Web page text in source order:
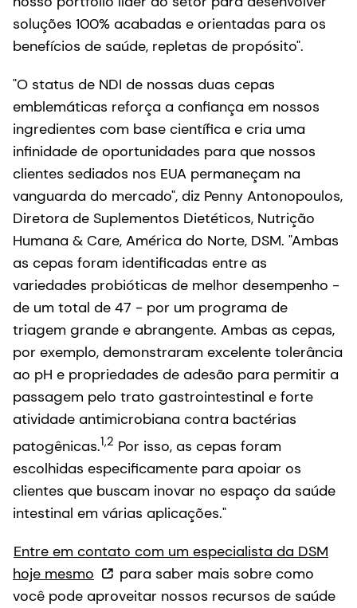
soluções 100% acabadas e orientadas para os
benefícios de saúde, repletas de propósito".
"O status de NDI de nossas duas cepas
emblemáticas reforça a confiança em nossos
ingredientes com base científica e cria uma
infinidade de oportunidades para que nossos
clientes sediados nos EUA permaneçam na
vanguarda do mercado", diz Penny Antonopoulos,
Diretora de Suplementos Dietéticos, Nutrição
Humana & Care, América do Norte, DSM. "Ambas
as cepas foram identificadas entre as
variedades probióticas de melhor desempenho -
de um total de 47 - por um programa de
triagem grande e abrangente. Ambas as cepas,
por exemplo, demonstraram excelente tolerância
ao pH e propriedades de adesão para permitir a
passagem pelo trato gastrointestinal e forte
atividade antimicrobiana contra bactérias
patogênicas.1,2 Por isso, as cepas foram
escolhidas especificamente para apoiar os
clientes que buscam inovar no espaço da saúde
intestinal em várias aplicações."
Entre em contato com um especialista da DSM
hoje mesmo
para saber mais sobre como
você pode aproveitar nossos recursos de saúde